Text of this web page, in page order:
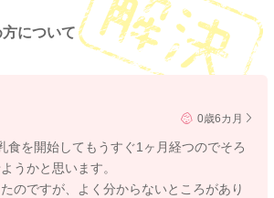
について
0歳6カ月
食を開始してもうすぐ1ヶ月経つのでそろ
うかと思います。
のですが、よく分からないところがあり